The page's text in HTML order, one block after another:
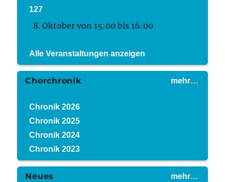
127
8. Oktober von 15:00 bis16:00
Alle Veranstaltungen anzeigen
mehr…
Chorchronik
Chronik 2026
Chronik 2025
Chronik 2024
Chronik 2023
mehr…
Neues